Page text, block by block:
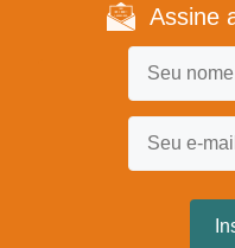
Assine